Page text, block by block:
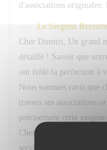
d'associations
Le Sergent
Cher Dimitri, Un grand
détaillé ! Savoir que
ont frôlé la perfection à
Nous sommes ravis que
travers ses associations
précisément cette
Chef Alain Pégouret et
service. Au plaisir de